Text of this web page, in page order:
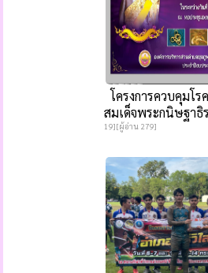
โครงการควบคุมโ
สมเด็จพระกนิษฐาธิ
19][ผู้อ่าน 279]